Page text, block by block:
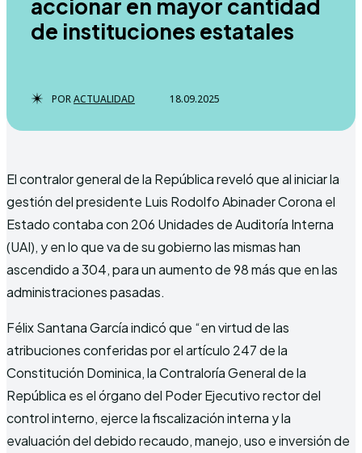
accionar en mayor cantidad
de instituciones estatales
PORACTUALIDAD 18.09.2025
El contralor general de la República reveló que al iniciar la
gestión del presidente Luis Rodolfo Abinader Corona el
Estado contaba con 206 Unidades de Auditoría Interna
(UAI), y en lo que va de su gobierno las mismas han
ascendido a 304, para un aumento de 98 más que en las
administraciones pasadas.
Félix Santana García indicó que “en virtud de las
atribuciones conferidas por el artículo 247 de la
Constitución Dominica, la Contraloría General de la
República es el órgano del Poder Ejecutivo rector del
control interno, ejerce la fiscalización interna y la
evaluación del debido recaudo, manejo, uso e inversión de